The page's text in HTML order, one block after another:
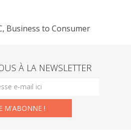
Business to Consumer
À LA NEWSLETTER